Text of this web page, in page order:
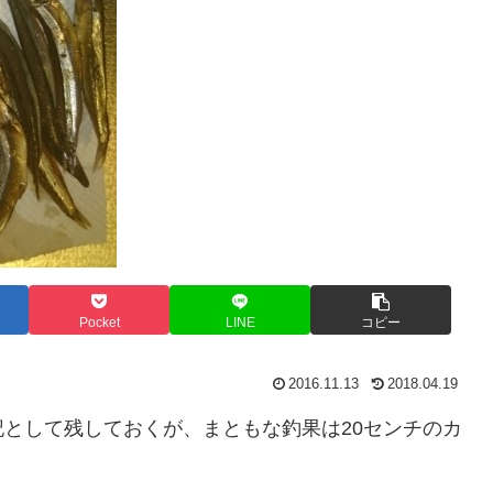
Pocket LINE コピー
2016.11.13 2018.04.19
して残しておくが、まともな釣果は20センチのカ